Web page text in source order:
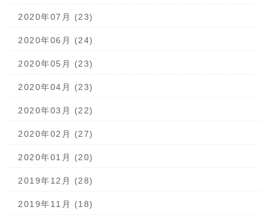
2020年07月 (23)
2020年06月 (24)
2020年05月 (23)
2020年04月 (23)
2020年03月 (22)
2020年02月 (27)
2020年01月 (20)
2019年12月 (28)
2019年11月 (18)